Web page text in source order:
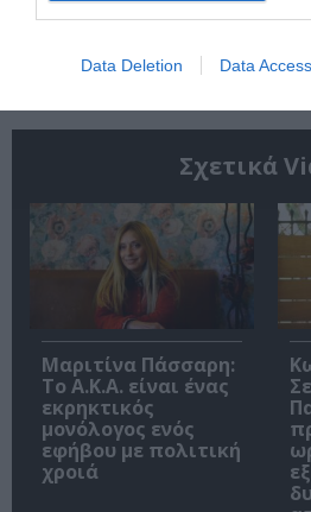
Data Deletion Data Access
Σχετικά
Μαριτίνα Πάσσαρη:
Το Α.Κ.Α. είναι ένας
εκρηκτικός
μονόλογος ενός
εφήβου με πολιτική
χροιά